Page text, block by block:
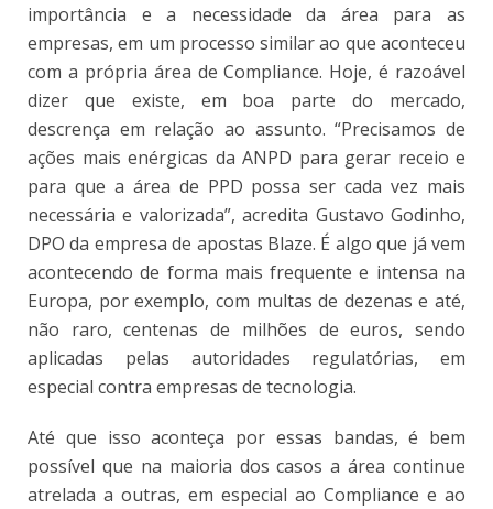
importância e a necessidade da área para as
empresas, em um processo similar ao que aconteceu
com a própria área de Compliance. Hoje, é razoável
dizer que existe, em boa parte do mercado,
descrença em relação ao assunto. “Precisamos de
ações mais enérgicas da ANPD para gerar receio e
para que a área de PPD possa ser cada vez mais
necessária e valorizada”, acredita Gustavo Godinho,
DPO da empresa de apostas Blaze. É algo que já vem
acontecendo de forma mais frequente e intensa na
Europa, por exemplo, com multas de dezenas e até,
não raro, centenas de milhões de euros, sendo
aplicadas pelas autoridades regulatórias, em
especial contra empresas de tecnologia.
Até que isso aconteça por essas bandas, é bem
possível que na maioria dos casos a área continue
atrelada a outras, em especial ao Compliance e ao